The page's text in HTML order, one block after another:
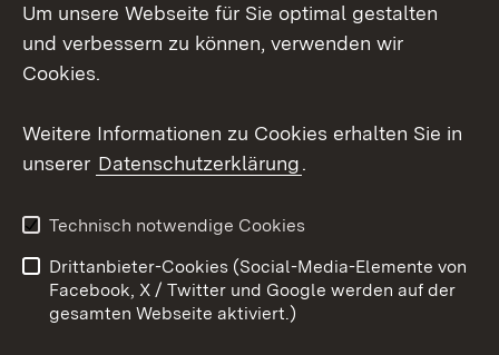
Social Wall
Barrierefreiheit
Benutzungshinweise
Impressum
Cookies
Um unsere Webseite für Sie optimal gestalten
und verbessern zu können, verwenden wir
Cookies.
Weitere Informationen zu Cookies erhalten Sie in
unserer Datenschutzerklärung.
Technisch notwendige Cookies
Drittanbieter-Cookies (Social-Media-Elemente von
Facebook, X / Twitter und Google werden auf der
gesamten Webseite aktiviert.)